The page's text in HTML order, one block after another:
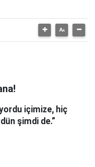
içimize, hiç
şimdi de.”